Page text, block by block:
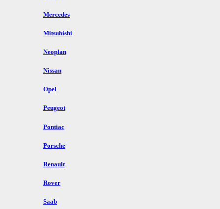
Mercedes
Mitsubishi
Neoplan
Nissan
Opel
Peugeot
Pontiac
Porsche
Renault
Rover
Saab